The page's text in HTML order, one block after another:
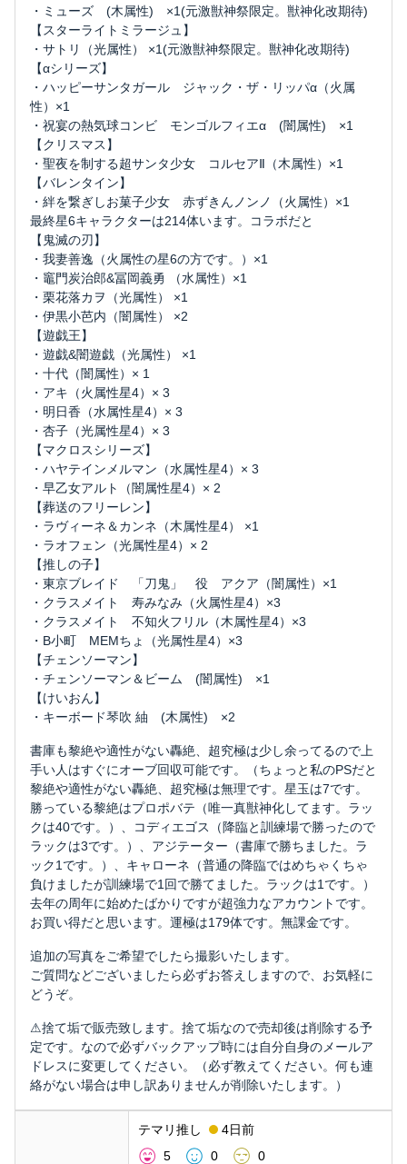
・ミューズ (木属性) ×1(元激獣神祭限定。獣神化改期待)
【スターライトミラージュ】
・サトリ（光属性） ×1(元激獣神祭限定。獣神化改期待)
【αシリーズ】
・ハッピーサンタガール ジャック・ザ・リッパα（火属
性）×1
・祝宴の熱気球コンビ モンゴルフィエα (闇属性) ×1
【クリスマス】
・聖夜を制する超サンタ少女 コルセアⅡ（木属性）×1
【バレンタイン】
・絆を繋ぎしお菓子少女 赤ずきんノンノ（火属性）×1
最終星6キャラクターは214体います。コラボだと
【鬼滅の刃】
・我妻善逸（火属性の星6の方です。）×1
・竈門炭治郎&冨岡義勇 （水属性）×1
・栗花落カヲ（光属性） ×1
・伊黒小芭内（闇属性） ×2
【遊戯王】
・遊戯&闇遊戯（光属性） ×1
・十代（闇属性）× 1
・アキ（火属性星4）× 3
・明日香（水属性星4）× 3
・杏子（光属性星4）× 3
【マクロスシリーズ】
・ハヤテインメルマン（水属性星4）× 3
・早乙女アルト（闇属性星4）× 2
【葬送のフリーレン】
・ラヴィーネ＆カンネ（木属性星4） ×1
・ラオフェン（光属性星4）× 2
【推しの子】
・東京ブレイド 「刀鬼」 役 アクア（闇属性）×1
・クラスメイト 寿みなみ（火属性星4）×3
・クラスメイト 不知火フリル（木属性星4）×3
・B小町 MEMちょ（光属性星4）×3
【チェンソーマン】
・チェンソーマン＆ビーム (闇属性) ×1
【けいおん】
・キーボード琴吹 紬 (木属性) ×2
書庫も黎絶や適性がない轟絶、超究極は少し余ってるので上
手い人はすぐにオーブ回収可能です。（ちょっと私のPSだと
黎絶や適性がない轟絶、超究極は無理です。星玉は7です。
勝っている黎絶はプロポバテ（唯一真獣神化してます。ラッ
クは40です。）、コディエゴス（降臨と訓練場で勝ったので
ラックは3です。）、アジテーター（書庫で勝ちました。ラ
ック1です。）、キャローネ（普通の降臨ではめちゃくちゃ
負けましたが訓練場で1回で勝てました。ラックは1です。）
去年の周年に始めたばかりですが超強力なアカウントです。
お買い得だと思います。運極は179体です。無課金です。
追加の写真をご希望でしたら撮影いたします。
ご質問などございましたら必ずお答えしますので、お気軽に
どうぞ。
⚠捨て垢で販売致します。捨て垢なので売却後は削除する予
定です。なので必ずバックアップ時には自分自身のメールア
ドレスに変更してください。（必ず教えてください。何も連
絡がない場合は申し訳ありませんが削除いたします。）
テマリ推し
4日前
5
0 0